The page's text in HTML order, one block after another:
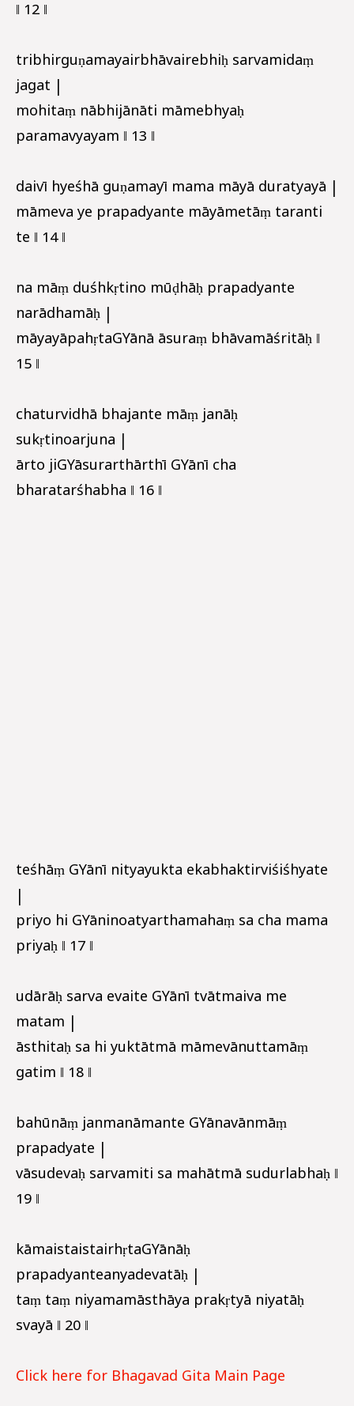
‖ 12 ‖
tribhirguṇamayairbhāvairebhiḥ sarvamidaṃ
jagat |
mohitaṃ nābhijānāti māmebhyaḥ
paramavyayam ‖ 13 ‖
daivī hyeśhā guṇamayī mama māyā duratyayā |
māmeva ye prapadyante māyāmetāṃ taranti
te ‖ 14 ‖
na māṃ duśhkṛtino mūḍhāḥ prapadyante
narādhamāḥ |
māyayāpahṛtaGYānā āsuraṃ bhāvamāśritāḥ ‖
15 ‖
chaturvidhā bhajante māṃ janāḥ
sukṛtinoarjuna |
ārto jiGYāsurarthārthī GYānī cha
bharatarśhabha ‖ 16 ‖
teśhāṃ GYānī nityayukta ekabhaktirviśiśhyate
priyo hi GYāninoatyarthamahaṃ sa cha mama
priyaḥ ‖ 17 ‖
udārāḥ sarva evaite GYānī tvātmaiva me
matam |
āsthitaḥ sa hi yuktātmā māmevānuttamāṃ
gatim ‖ 18 ‖
bahūnāṃ janmanāmante GYānavānmāṃ
prapadyate |
vāsudevaḥ sarvamiti sa mahātmā sudurlabhaḥ ‖
19 ‖
kāmaistaistairhṛtaGYānāḥ
prapadyanteanyadevatāḥ |
taṃ taṃ niyamamāsthāya prakṛtyā niyatāḥ
svayā ‖ 20 ‖
Click here for Bhagavad Gita Main Page